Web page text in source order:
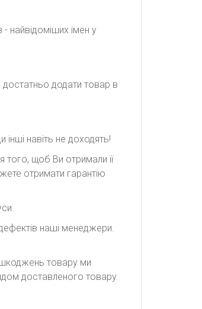
- найвідоміших імен у
достатньо додати товар в
навіть не доходять!
щоб Ви отримали її
отримати гарантію
наші менеджери.
товару ми
доставленого товару